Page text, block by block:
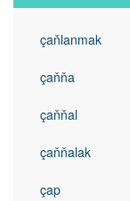
çaňlanmak
çaňňa
çaňňal
çaňňalak
çap